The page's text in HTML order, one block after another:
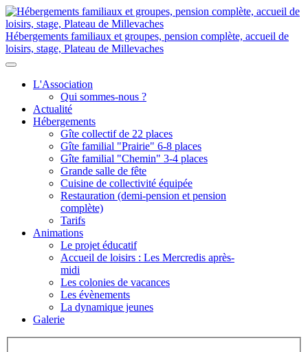
Hébergements familiaux et groupes, pension complète, accueil de
loisirs, stage, Plateau de Millevaches
L'Association
Qui sommes-nous ?
Actualité
Hébergements
Gîte collectif de 22 places
Gîte familial "Prairie" 6-8 places
Gîte familial "Chemin" 3-4 places
Grande salle de fête
Cuisine de collectivité équipée
Restauration (demi-pension et pension
complète)
Tarifs
Animations
Le projet éducatif
Accueil de loisirs : Les Mercredis après-
midi
Les colonies de vacances
Les évènements
La dynamique jeunes
Galerie